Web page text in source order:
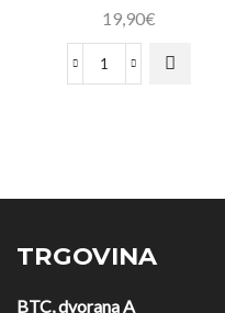
19,90€
TRGOVINA
BTC, dvorana A